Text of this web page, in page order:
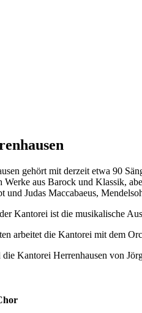
gehört mit derzeit etwa 90
Werke aus Barock und Klassik,
und Judas Maccabaeus,
Kantorei ist die musikalische
arbeitet die Kantorei mit dem
Kantorei Herrenhausen von